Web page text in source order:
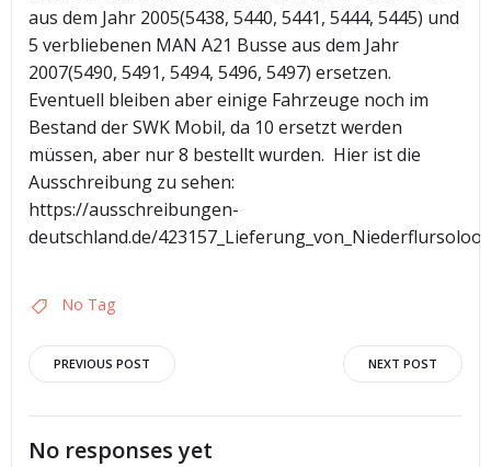
aus dem Jahr 2005(5438, 5440, 5441, 5444, 5445) und
5 verbliebenen MAN A21 Busse aus dem Jahr
2007(5490, 5491, 5494, 5496, 5497) ersetzen.
Eventuell bleiben aber einige Fahrzeuge noch im
Bestand der SWK Mobil, da 10 ersetzt werden
müssen, aber nur 8 bestellt wurden. Hier ist die
Ausschreibung zu sehen:
https://ausschreibungen-
deutschland.de/
No Tag
Post
navigation
PREVIOUS POST
navigation
NEXT POST
No responses yet